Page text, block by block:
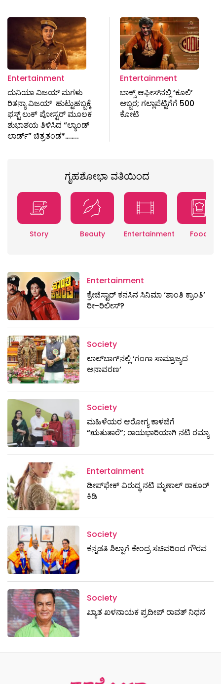
Entertainment
ದುನಿಯಾ ವಿಜಯ್ ಮಗಳು
ರಿತನ್ಯಾ ವಿಜಯ್ ಹುಟ್ಟುಹಬ್ಬಕ್ಕೆ
ಫಸ್ಟ್ ಲುಕ್ ಪೋಸ್ಟರ್ ಮೂಲಕ
ಶುಭಾಶಯ ತಿಳಿಸಿದ “ಲ್ಯಾಂಡ್
ಲಾರ್ಡ್” ಚಿತ್ರತಂಡ*……..
Entertainment
ಬಾಕ್ಸ್​ ಆಫೀಸ್​ನಲ್ಲಿ ‘ಕೂಲಿ’
ಅಬ್ಬರ; ಗಲ್ಲಾಪೆಟ್ಟಿಗೆಗೆ ₹500
ಕೋಟಿ
ಗೃಹಶೋಭಾ ವತಿಯಿಂದ
Story Beauty Entertainment Food
Entertainment
ಕ್ರೇಜಿಸ್ಟಾರ್ ಕನಸಿನ ಸಿನಿಮಾ ‘ಶಾಂತಿ ಕ್ರಾಂತಿ’
ರೀ-ರಿಲೀಸ್?
Society
ಲಾಲ್‌ಬಾಗ್‌ನಲ್ಲಿ ‘ಗಂಗಾ ಸಾಮ್ರಾಜ್ಯದ
ಅನಾವರಣ’
Society
ಮಹಿಳೆಯರ ಆರೋಗ್ಯ ಕಾಳಜಿಗೆ
“ಋತುತಾರೆ”; ರಾಯಭಾರಿಯಾಗಿ ನಟಿ ರಮ್ಯಾ
Entertainment
ಡೀಪ್‌ಫೇಕ್ ವಿರುದ್ಧ ನಟಿ ಮೃಣಾಲ್ ಠಾಕೂರ್
ಕಿಡಿ
Society
ಕನ್ನಡತಿ ಶಿಲ್ಪಾಗೆ ಕೇಂದ್ರ ಸಚಿವರಿಂದ ಗೌರವ
Society
ಖ್ಯಾತ ಖಳನಾಯಕ ಪ್ರದೀಪ್ ರಾವತ್‌ ನಿಧನ